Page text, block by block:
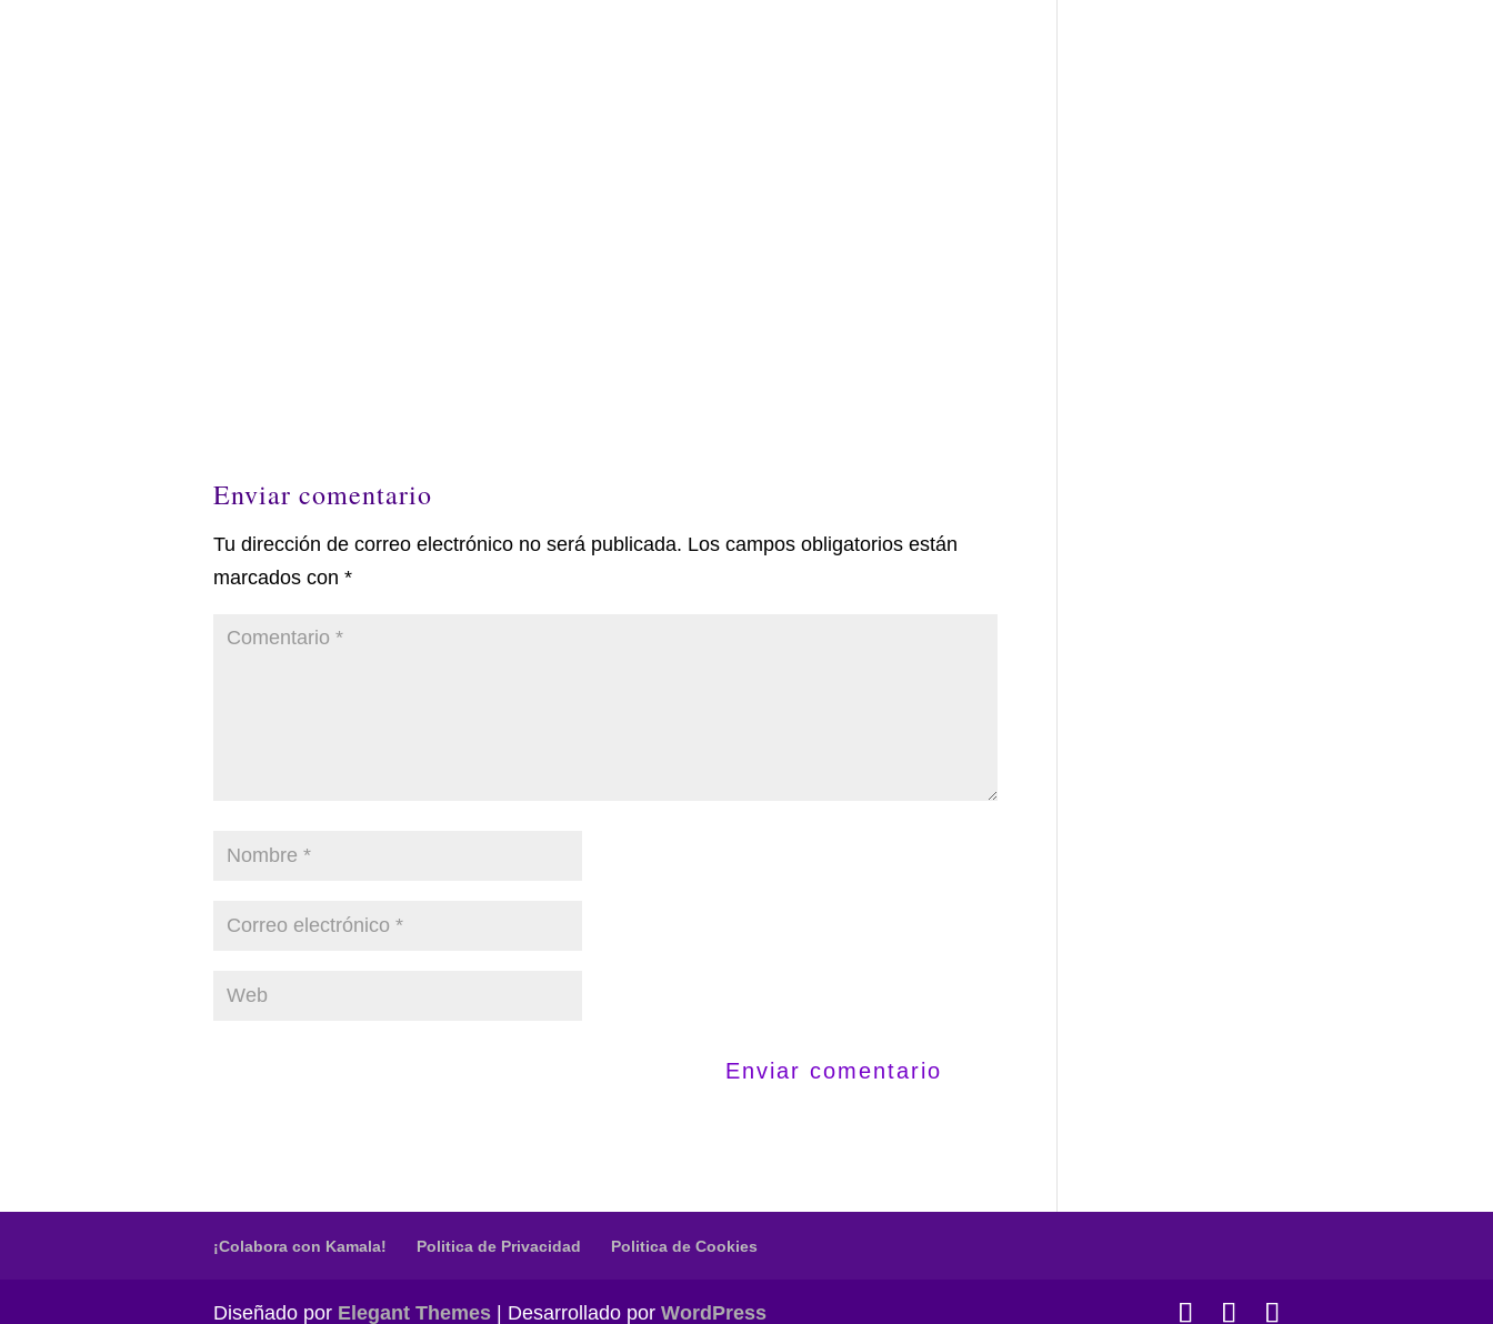
Enviar comentario
Tu dirección de correo electrónico no será publicada. Los campos obligatorios están
marcados con *
¡Colabora con Kamala! Politica de Privacidad Politica de Cookies
Diseñado por Elegant Themes | Desarrollado por WordPress